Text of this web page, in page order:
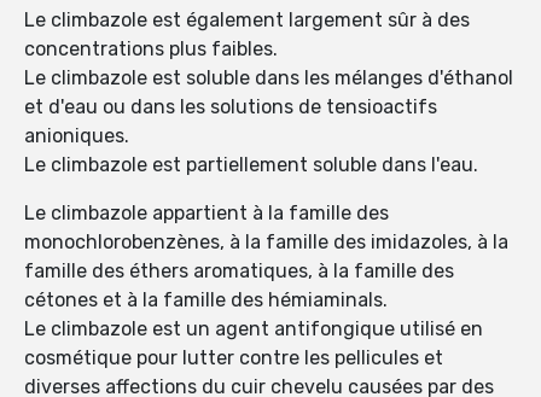
Le climbazole est également largement sûr à des
concentrations plus faibles.
Le climbazole est soluble dans les mélanges d'éthanol
et d'eau ou dans les solutions de tensioactifs
anioniques.
Le climbazole est partiellement soluble dans l'eau.
Le climbazole appartient à la famille des
monochlorobenzènes, à la famille des imidazoles, à la
famille des éthers aromatiques, à la famille des
cétones et à la famille des hémiaminals.
Le climbazole est un agent antifongique utilisé en
cosmétique pour lutter contre les pellicules et
diverses affections du cuir chevelu causées par des